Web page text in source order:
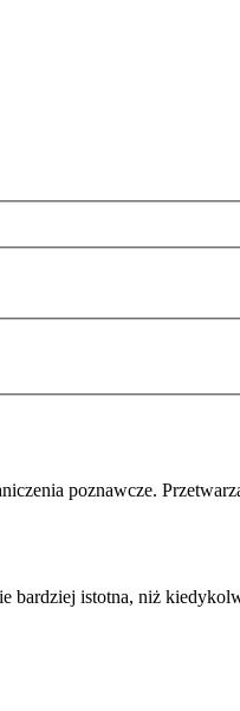
poznawcze.
bardziej istotna, niż